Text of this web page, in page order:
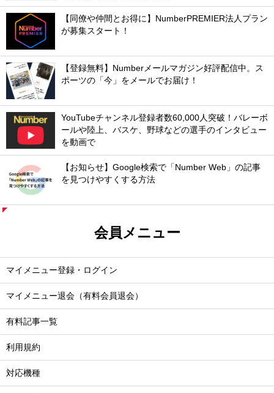
【同僚や仲間とお得に】NumberPREMIER法人プラン
が募集スタート！
【登録無料】Numberメールマガジン好評配信中。ス
ポーツの「今」をメールでお届け！
YouTubeチャンネル登録者数60,000人突破！バレーボ
ールや陸上、バスケ、野球などの選手のインタビュー
を動画で
【お知らせ】Google検索で「Number Web」の記事
を見つけやすくする方法
会員メニュー
マイメニュー登録・ログイン
マイメニュー退会（有料会員退会）
有料記事一覧
利用規約
対応機種